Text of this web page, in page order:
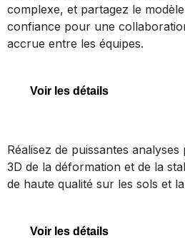
STAAD
complexe, et partagez le
confiance pour une
accrue entre les équipes.
Voir les détails
Réalisez de puissantes
3D de la déformation et de la
de haute qualité sur les sols et
Voir les détails